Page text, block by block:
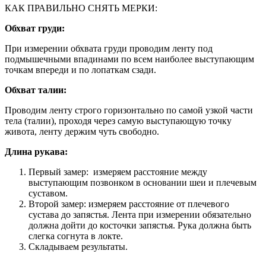
КАК ПРАВИЛЬНО СНЯТЬ МЕРКИ:
Обхват груди:
При измерении обхвата груди проводим ленту под
подмышечными впадинами по всем наиболее выступающим
точкам впереди и по лопаткам сзади.
Обхват талии:
Проводим ленту строго горизонтально по самой узкой части
тела (талии), проходя через самую выступающую точку
живота, ленту держим чуть свободно.
Длина рукава:
Первый замер: измеряем расстояние между
выступающим позвонком в основании шеи и плечевым
суставом.
Второй замер: измеряем расстояние от плечевого
сустава до запястья. Лента при измерении обязательно
должна дойти до косточки запястья. Рука должна быть
слегка согнута в локте.
Складываем результаты.